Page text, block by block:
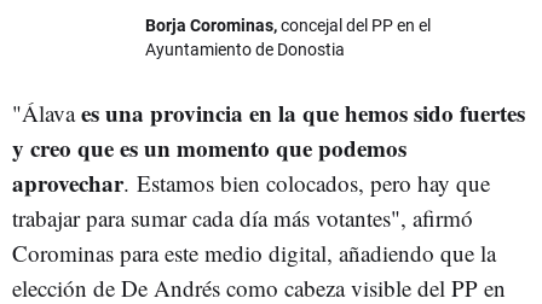
Borja Corominas,concejal del PP en el
Ayuntamiento de Donostia
"Álavaes una provincia en la que hemos sido fuertes
y creo que es un momento que podemos
aprovechar. Estamos bien colocados, pero hay que
trabajar para sumar cada día más votantes", afirmó
Corominas para este medio digital, añadiendo que la
elección de De Andrés como cabeza visible del PP en